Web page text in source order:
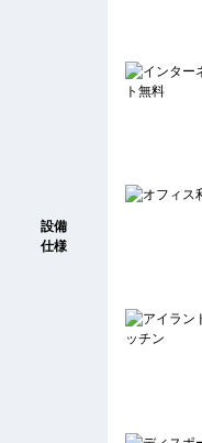
設備
仕様